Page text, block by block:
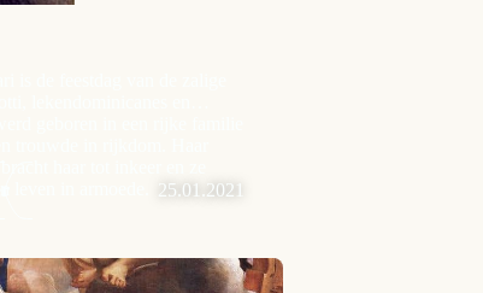
25.01.2021